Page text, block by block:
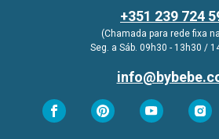
+351 239 724
(Chamada para rede fixa
Seg. a Sáb. 09h30 - 13h30 /